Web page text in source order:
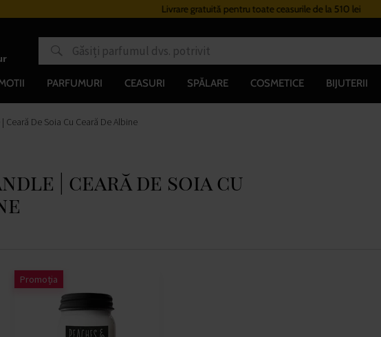
Livrare gratuită pentru toate ceasurile de la 510 lei
PARFUMURI CEASURI SPĂLARE COSMETICE BIJUTERII
Ceară De Soia Cu Ceară De Albine
| ceară de soia cu
Promoția